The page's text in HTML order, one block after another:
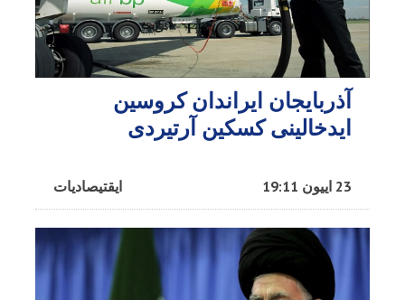
آذربایجان ایراندان کروسین
ایدخالینی کسکین آرتیردی
ایقتیصادیات 23 اییون 19:11